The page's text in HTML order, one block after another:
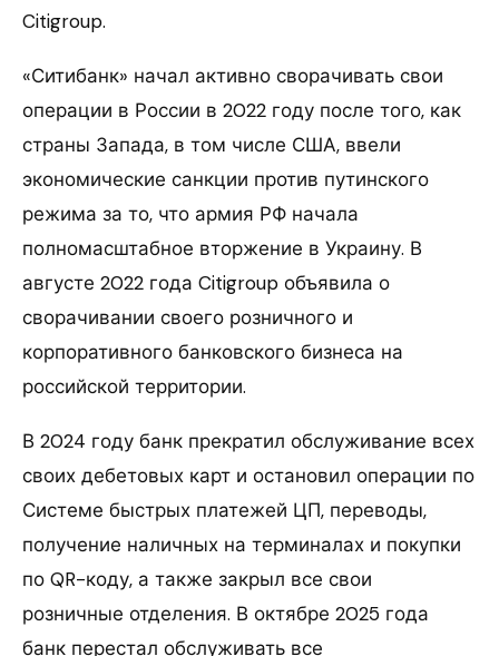
Citigroup.
«Ситибанк» начал активно сворачивать свои
операции в России в 2022 году после того, как
страны Запада, в том числе США, ввели
экономические санкции против путинского
режима за то, что армия РФ начала
полномасштабное вторжение в Украину. В
августе 2022 года Citigroup объявила о
сворачивании своего розничного и
корпоративного банковского бизнеса на
российской территории.
В 2024 году банк прекратил обслуживание всех
своих дебетовых карт и остановил операции по
Системе быстрых платежей ЦП, переводы,
получение наличных на терминалах и покупки
по QR-коду, а также закрыл все свои
розничные отделения. В октябре 2025 года
банк перестал обслуживать все